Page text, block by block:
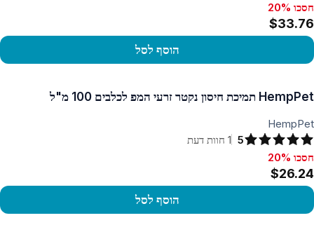
חסכו 20%, $33.76
חסכו 20%
$33.76
הוסף לסל
HempPet תמיכת חיסון נקטר זרעי המפ לכלבים 100 מ"ל
HempPet
5
1 חוות דעת
חסכו 20%, $26.24
חסכו 20%
$26.24
הוסף לסל